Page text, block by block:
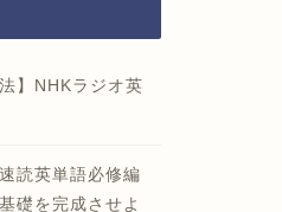
】NHKラジオ英
読英単語必修編
礎を完成させよ